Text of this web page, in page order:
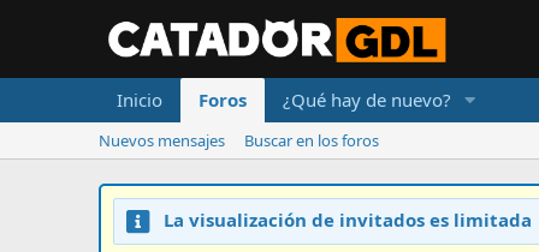
Inicio Foros ¿Qué hay de nuevo?
Nuevos mensajes Buscar en los foros
La visualización de invitados es limitada